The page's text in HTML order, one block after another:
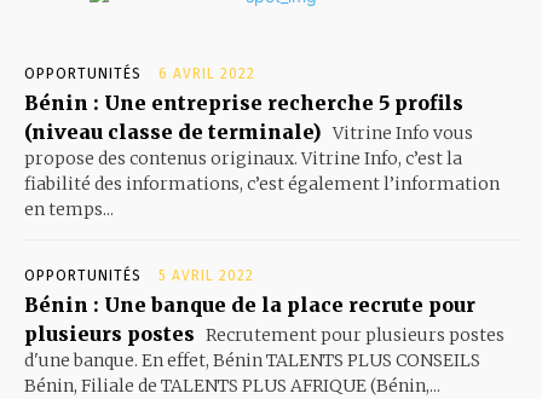
OPPORTUNITÉS 6 AVRIL 2022
Bénin : Une entreprise recherche 5 profils
(niveau classe de terminale) Vitrine Info vous
propose des contenus originaux. Vitrine Info, c’est la
fiabilité des informations, c’est également l’information
en temps...
OPPORTUNITÉS 5 AVRIL 2022
Bénin : Une banque de la place recrute pour
plusieurs postes Recrutement pour plusieurs postes
d'une banque. En effet, Bénin TALENTS PLUS CONSEILS
Bénin, Filiale de TALENTS PLUS AFRIQUE (Bénin,...